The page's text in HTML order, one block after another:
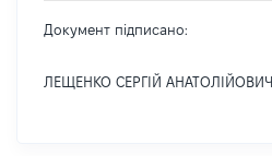
Документ підписано:
ЛЕЩЕНКО СЕРГІЙ АНАТОЛІЙОВИЧ